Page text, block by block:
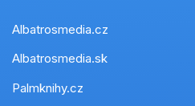
Albatrosmedia.cz
Albatrosmedia.sk
Palmknihy.cz